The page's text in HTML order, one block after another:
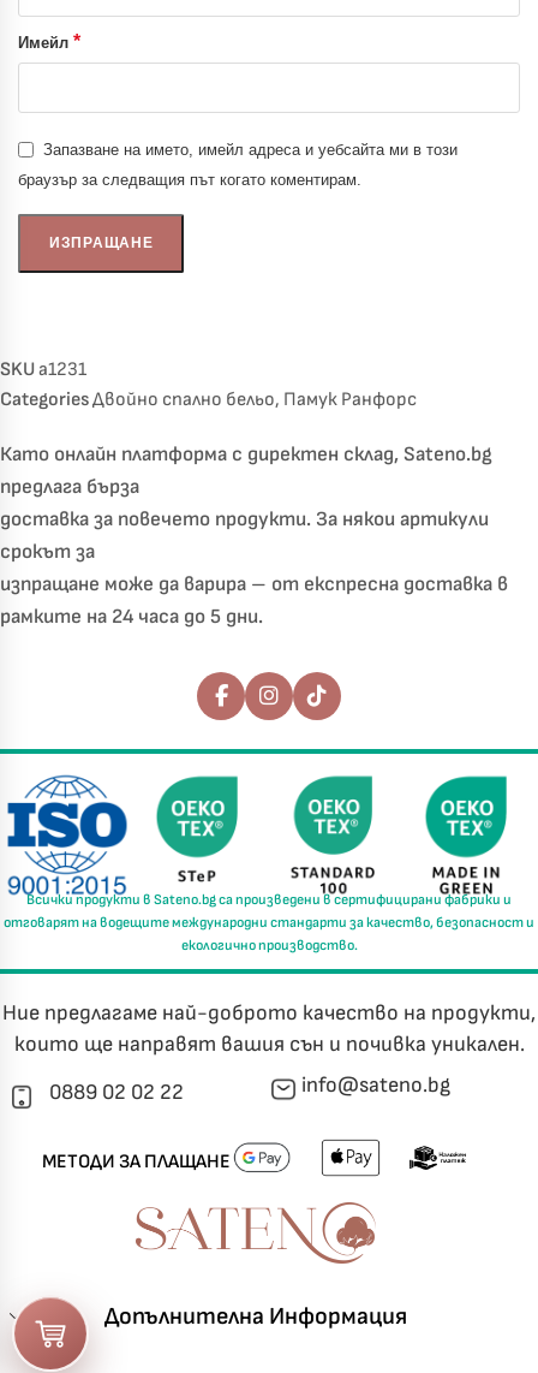
Имейл *
Запазване на името, имейл адреса и уебсайта ми в този
браузър за следващия път когато коментирам.
SKUa1231
CategoriesДвойно спално бельо, Памук Ранфорс
Като онлайн платформа с директен склад, Sateno.bg
предлага бърза
доставка за повечето продукти. За някои артикули
срокът за
изпращане може да варира – от експресна доставка в
рамките на 24 часа до 5 дни.
Последвайте ни
Всички продукти в Sateno.bgса произведени всертифицирани фабрики и
отговарят на водещите международни стандарти закачество, безопасност и
екологично производство.
Ние предлагаме най-доброто качество на продукти,
които ще направят вашия сън и почивка уникален.
0889 02 02 22
info@sateno.bg
МЕТОДИ ЗА ПЛАЩАНЕ
Допълнителна Информация